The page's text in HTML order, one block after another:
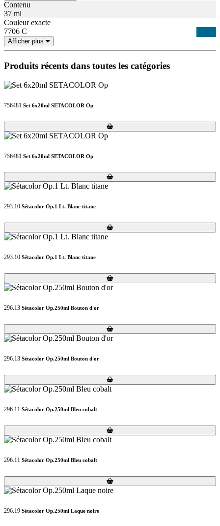
Contenu
37 ml
Couleur exacte
7706 C
Afficher plus
Produits récents dans toutes les catégories
756481 Set 6x20ml SETACOLOR Op
Loading...
Loading...
756481 Set 6x20ml SETACOLOR Op
Loading...
Loading...
293.10 Sétacolor Op.1 Lt. Blanc titane
Loading...
Loading...
293.10 Sétacolor Op.1 Lt. Blanc titane
Loading...
Loading...
296.13 Sétacolor Op.250ml Bouton d'or
Loading...
Loading...
296.13 Sétacolor Op.250ml Bouton d'or
Loading...
Loading...
296.11 Sétacolor Op.250ml Bleu cobalt
Loading...
Loading...
296.11 Sétacolor Op.250ml Bleu cobalt
Loading...
Loading...
296.19 Sétacolor Op.250ml Laque noire